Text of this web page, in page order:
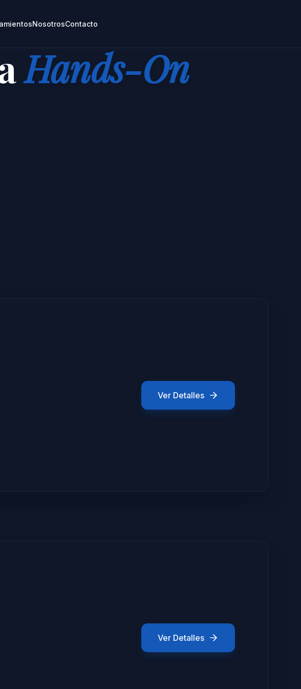
NosotrosContacto
Hands-On
Ver Detalles
Ver Detalles